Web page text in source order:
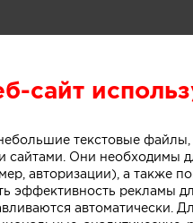
и
сайт
текстовые
сайтами. Они необходимы
авторизации), а также
эффективность рекламы
автоматически.